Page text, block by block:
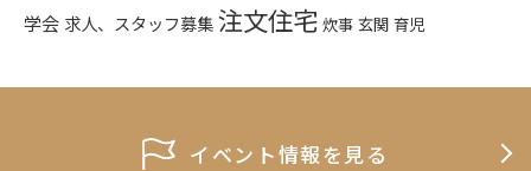
学会 求人、スタッフ募集注文住宅 炊事 玄関 育児
イベント情報を見る